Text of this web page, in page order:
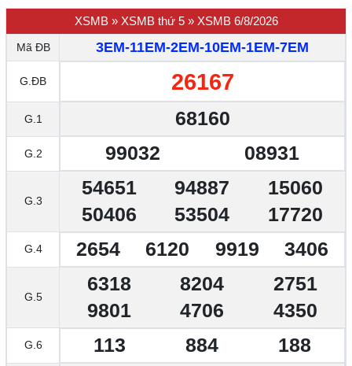
XSMB » XSMB thứ 5 » XSMB 6/8/2026
Mã ĐB 3EM-11EM-2EM-10EM-1EM-7EM
G.ĐB 26167
G.1 68160
G.2 99032 08931
G.3
54651 94887
15060
50406
53504 17720
G.4 2654 6120 9919 3406
G.5
6318 8204
2751
9801
4706 4350
G.6 113 884 188